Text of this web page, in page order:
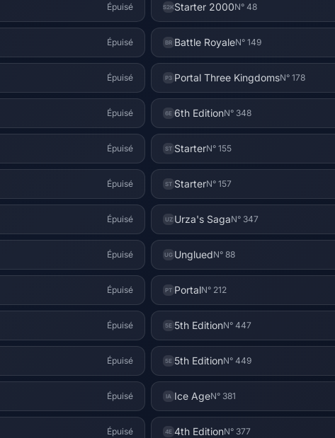
Épuisé S2K Starter 2000N° 48
Épuisé BR Battle RoyaleN° 149
Épuisé P3 Portal Three KingdomsN° 178
Épuisé 6E 6th EditionN° 348
Épuisé ST StarterN° 155
Épuisé ST StarterN° 157
Épuisé UZ Urza's SagaN° 347
Épuisé UG UngluedN° 88
Épuisé PT PortalN° 212
Épuisé 5E 5th EditionN° 447
Épuisé 5E 5th EditionN° 449
Épuisé IA Ice AgeN° 381
Épuisé 4E 4th EditionN° 377